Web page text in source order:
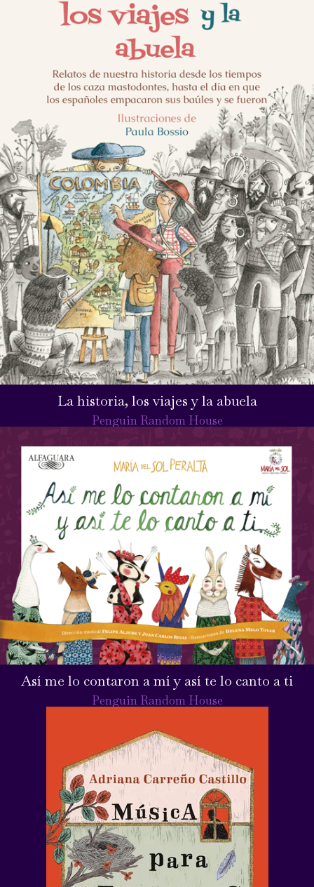
La historia, los viajes y la abuela
Penguin Random House
Así me lo contaron a mí y así te lo canto a ti
Penguin Random House